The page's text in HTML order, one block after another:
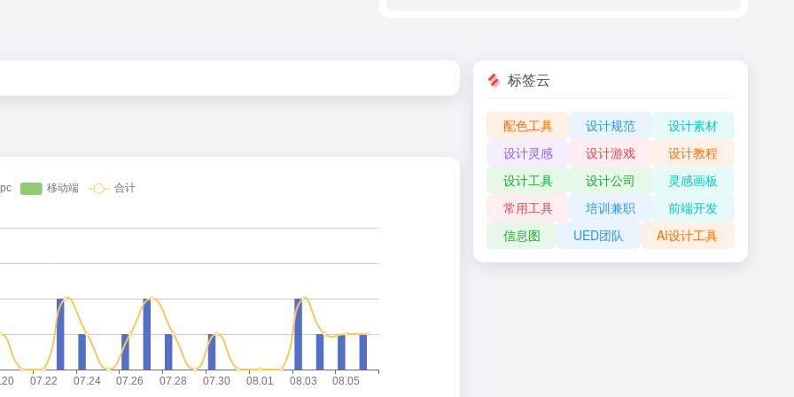
标签云
配色工具 设计规范
设计素材
设计灵感
设计游戏
设计教程
设计工具
设计公司
灵感画板
常用工具
培训兼职
前端开发
信息图
UED团队 AI设计工具